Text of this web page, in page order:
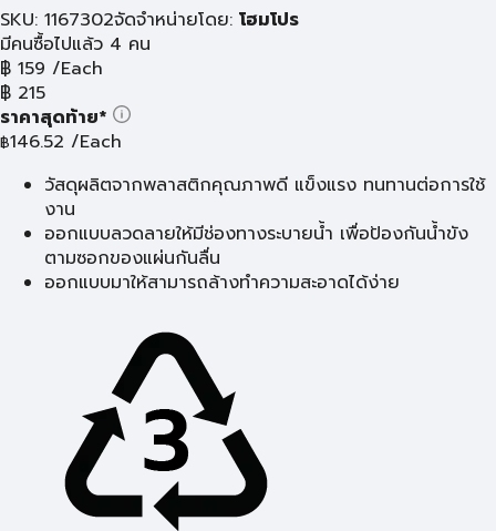
SKU: 1167302จัดจำหน่ายโดย: โฮมโปร
มีคนซื้อไปแล้ว 4 คน
฿ 159 /Each
฿ 215
ราคาสุดท้าย*
฿146.52 /Each
วัสดุผลิตจากพลาสติกคุณภาพดี แข็งแรง ทนทานต่อการใช้
งาน
ออกแบบลวดลายให้มีช่องทางระบายน้ำ เพื่อป้องกันน้ำขัง
ตามซอกของแผ่นกันลื่น
ออกแบบมาให้สามารถล้างทำความสะอาดได้ง่าย